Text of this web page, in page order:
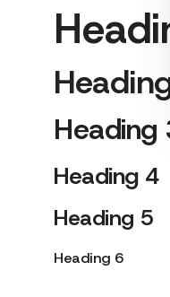
Heading
Heading 4
Heading 5
Heading 6